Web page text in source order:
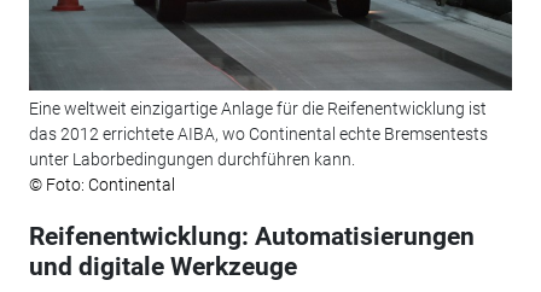
Eine weltweit einzigartige Anlage für die Reifenentwicklung ist
das 2012 errichtete AIBA, wo Continental echte Bremsentests
unter Laborbedingungen durchführen kann.
© Foto: Continental
Reifenentwicklung: Automatisierungen
und digitale Werkzeuge